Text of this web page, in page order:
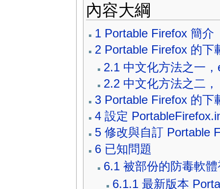
內容大綱
1 Portable Firefox 簡介
2 Portable Firefox 的下
2.1 中文化方法之一
2.2 中文化方法之二
3 Portable Firefox 的
4 設定
5 修改與自訂 Portable
6 已知問題
6.1 被部份的防毒軟
6.1.1 最新版本